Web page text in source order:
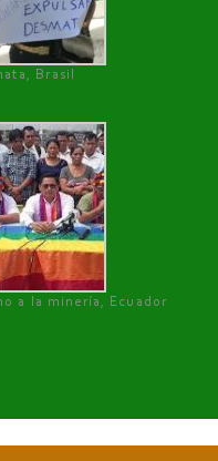
Brasil
a la minería, Ecuador